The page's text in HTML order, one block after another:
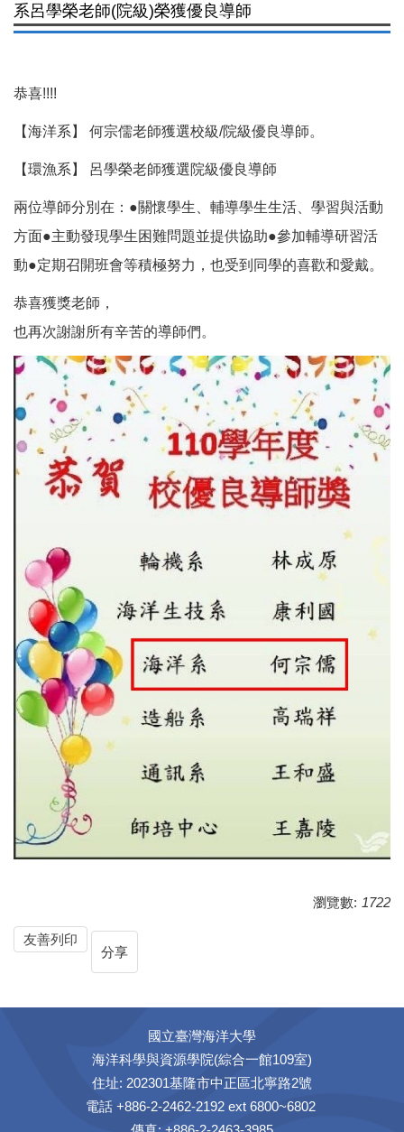
系呂學榮老師(院級)榮獲優良導師
恭喜!!!!
【海洋系】 何宗儒老師獲選校級/院級優良導師。
【環漁系】 呂學榮老師獲選院級優良導師
兩位導師分別在：●關懷學生、輔導學生生活、學習與活動
方面●主動發現學生困難問題並提供協助●參加輔導研習活
動●定期召開班會等積極努力，也受到同學的喜歡和愛戴。
恭喜獲獎老師，
也再次謝謝所有辛苦的導師們。
瀏覽數: 1722
友善列印
分享
國立臺灣海洋大學
海洋科學與資源學院(綜合一館109室)
住址: 202301基隆市中正區北寧路2號
電話 +886-2-2462-2192 ext 6800~6802